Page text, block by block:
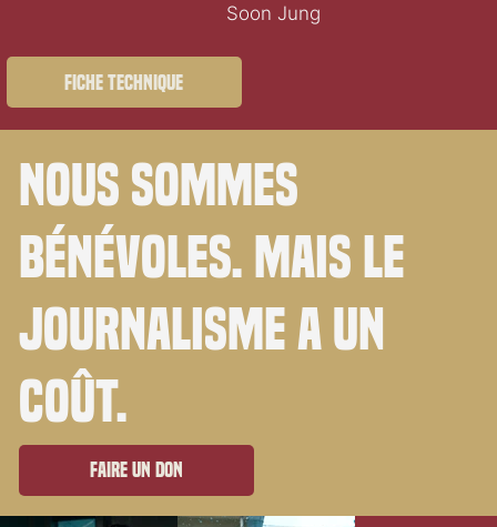
Soon Jung
Fiche technique
Nous sommes
bénévoles. Mais le
journalisme a un
coût.
Faire un don